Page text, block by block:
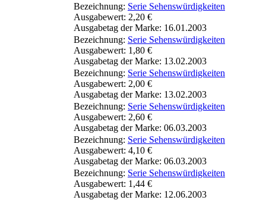
Bezeichnung: Serie Sehenswürdigkeiten
Ausgabewert: 2,20 €
Ausgabetag der Marke: 16.01.2003
Bezeichnung: Serie Sehenswürdigkeiten
Ausgabewert: 1,80 €
Ausgabetag der Marke: 13.02.2003
Bezeichnung: Serie Sehenswürdigkeiten
Ausgabewert: 2,00 €
Ausgabetag der Marke: 13.02.2003
Bezeichnung: Serie Sehenswürdigkeiten
Ausgabewert: 2,60 €
Ausgabetag der Marke: 06.03.2003
Bezeichnung: Serie Sehenswürdigkeiten
Ausgabewert: 4,10 €
Ausgabetag der Marke: 06.03.2003
Bezeichnung: Serie Sehenswürdigkeiten
Ausgabewert: 1,44 €
Ausgabetag der Marke: 12.06.2003